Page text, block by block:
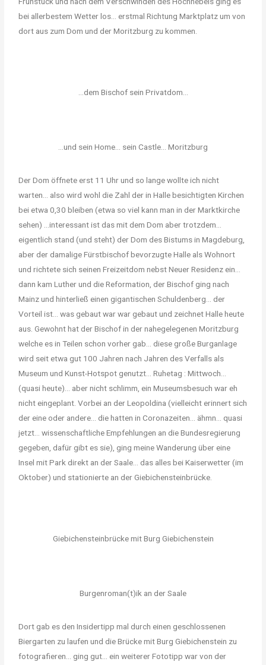
bei allerbestem Wetter los… erstmal Richtung Marktplatz um von
dort aus zum Dom und der Moritzburg zu kommen.
...dem Bischof sein Privatdom...
...und sein Home... sein Castle... Moritzburg
Der Dom öffnete erst 11 Uhr und so lange wollte ich nicht
warten… also wird wohl die Zahl der in Halle besichtigten Kirchen
bei etwa 0,30 bleiben (etwa so viel kann man in der Marktkirche
sehen) …interessant ist das mit dem Dom aber trotzdem…
eigentlich stand (und steht) der Dom des Bistums in Magdeburg,
aber der damalige Fürstbischof bevorzugte Halle als Wohnort
und richtete sich seinen Freizeitdom nebst Neuer Residenz ein…
dann kam Luther und die Reformation, der Bischof ging nach
Mainz und hinterließ einen gigantischen Schuldenberg… der
Vorteil ist… was gebaut war war gebaut und zeichnet Halle heute
aus. Gewohnt hat der Bischof in der nahegelegenen Moritzburg
welche es in Teilen schon vorher gab… diese große Burganlage
wird seit etwa gut 100 Jahren nach Jahren des Verfalls als
Museum und Kunst-Hotspot genutzt… Ruhetag : Mittwoch…
(quasi heute)… aber nicht schlimm, ein Museumsbesuch war eh
nicht eingeplant. Vorbei an der Leopoldina (vielleicht erinnert sich
der eine oder andere… die hatten in Coronazeiten… ähmn… quasi
jetzt… wissenschaftliche Empfehlungen an die Bundesregierung
gegeben, dafür gibt es sie), ging meine Wanderung über eine
Insel mit Park direkt an der Saale… das alles bei Kaiserwetter (im
Oktober) und stationierte an der Giebichensteinbrücke.
Giebichensteinbrücke mit Burg Giebichenstein
Burgenroman(t)ik an der Saale
Dort gab es den Insidertipp mal durch einen geschlossenen
Biergarten zu laufen und die Brücke mit Burg Giebichenstein zu
fotografieren… ging gut… ein weiterer Fototipp war von der